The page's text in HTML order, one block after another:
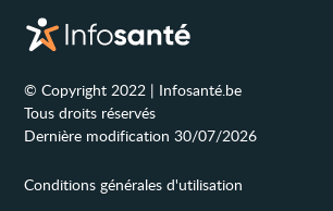
© Copyright 2022 | Infosanté.be
Tous droits réservés
Dernière modification 30/07/2026
Conditions générales d'utilisation